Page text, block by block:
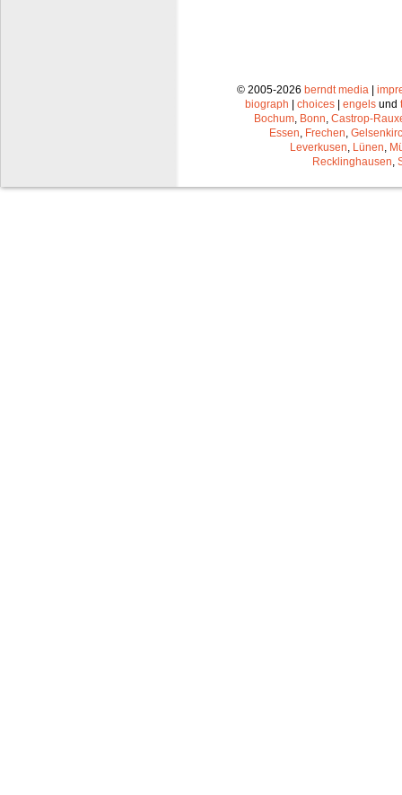
© 2005-2026 berndt media |
biograph | choices | engels und
Bochum Bonn Castrop-
Essen Frechen
Leverkusen Lünen
Recklinghausen